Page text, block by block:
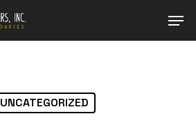
UNCATEGORIZED
Close